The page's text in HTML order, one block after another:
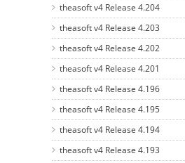
theasoft v4 Release 4.204
theasoft v4 Release 4.203
theasoft v4 Release 4.202
theasoft v4 Release 4.201
theasoft v4 Release 4.196
theasoft v4 Release 4.195
theasoft v4 Release 4.194
theasoft v4 Release 4.193